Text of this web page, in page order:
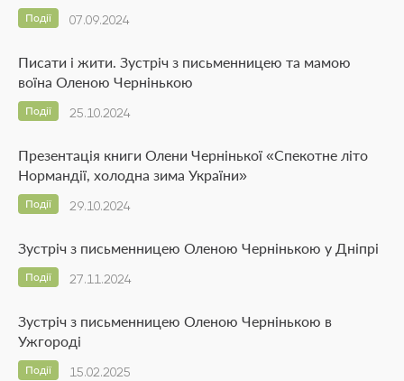
07.09.2024
Події
Писати і жити. Зустріч з письменницею та мамою
воїна Оленою Чернінькою
25.10.2024
Події
Презентація книги Олени Чернінької «Спекотне літо
Нормандії, холодна зима України»
29.10.2024
Події
Зустріч з письменницею Оленою Чернінькою у Дніпрі
27.11.2024
Події
Зустріч з письменницею Оленою Чернінькою в
Ужгороді
15.02.2025
Події